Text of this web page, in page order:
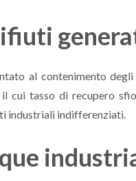
al contenimento
cui tasso di recupero
industriali indifferenziati.